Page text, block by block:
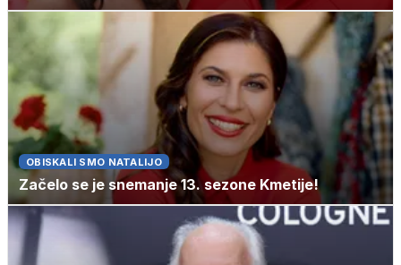
OBISKALI SMO NATALIJO
Začelo se je snemanje 13. sezone Kmetije!